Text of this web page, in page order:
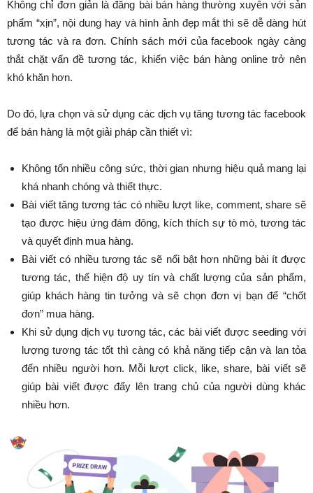
Không chỉ đơn giản là đăng bài bán hàng thường xuyên với sản
phẩm “xịn”, nội dung hay và hình ảnh đẹp mắt thì sẽ dễ dàng hút
tương tác và ra đơn. Chính sách mới của facebook ngày càng
thắt chặt vấn đề tương tác, khiến việc bán hàng online trở nên
khó khăn hơn.
Do đó, lựa chọn và sử dụng các dịch vụ tăng tương tác facebook
để bán hàng là một giải pháp cần thiết vì:
Không tốn nhiều công sức, thời gian nhưng hiệu quả mang lại
khá nhanh chóng và thiết thực.
Bài viết tăng tương tác có nhiều lượt like, comment, share sẽ
tạo được hiệu ứng đám đông, kích thích sự tò mò, tương tác
và quyết định mua hàng.
Bài viết có nhiều tương tác sẽ nổi bật hơn những bài ít được
tương tác, thể hiện độ uy tín và chất lượng của sản phẩm,
giúp khách hàng tin tưởng và sẽ chọn đơn vị bạn để “chốt
đơn” mua hàng.
Khi sử dụng dịch vụ tương tác, các bài viết được seeding với
lượng tương tác tốt thì càng có khả năng tiếp cận và lan tỏa
đến nhiều người hơn. Mỗi lượt click, like, share, bài viết sẽ
giúp bài viết được đẩy lên trang chủ của người dùng khác
nhiều hơn.